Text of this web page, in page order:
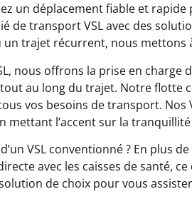
un déplacement fiable et
de transport VSL avec des
un trajet récurrent, nous mettons
nous offrons la prise en
au long du trajet. Notre flotte
vos besoins de transport.
mettant l’accent sur la
VSL conventionné ? En plus
avec les caisses de santé,
de choix pour vous